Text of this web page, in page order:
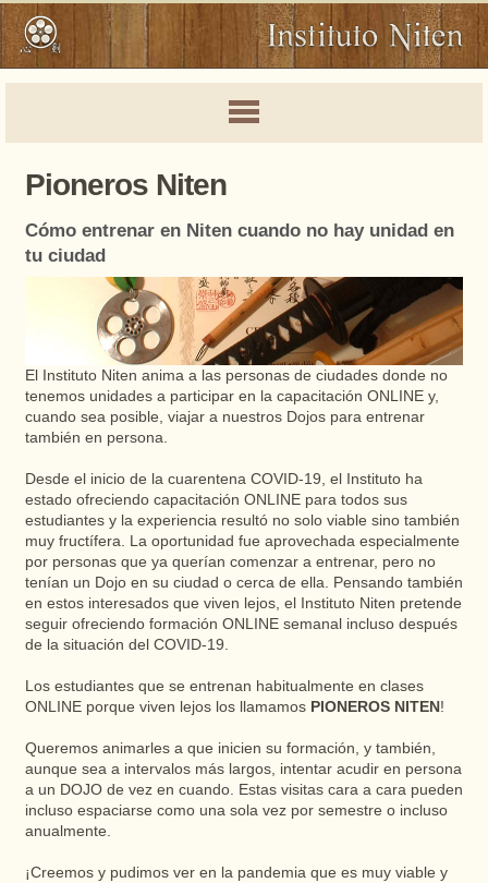
Pioneros Niten
Cómo entrenar en Niten cuando no hay unidad en
tu ciudad
El Instituto Niten anima a las personas de ciudades donde no
tenemos unidades a participar en la capacitación ONLINE y,
cuando sea posible, viajar a nuestros Dojos para entrenar
también en persona.
Desde el inicio de la cuarentena COVID-19, el Instituto ha
estado ofreciendo capacitación ONLINE para todos sus
estudiantes y la experiencia resultó no solo viable sino también
muy fructífera. La oportunidad fue aprovechada especialmente
por personas que ya querían comenzar a entrenar, pero no
tenían un Dojo en su ciudad o cerca de ella. Pensando también
en estos interesados ​​que viven lejos, el Instituto Niten pretende
seguir ofreciendo formación ONLINE semanal incluso después
de la situación del COVID-19.
Los estudiantes que se entrenan habitualmente en clases
ONLINE porque viven lejos los llamamos PIONEROS NITEN!
Queremos animarles a que inicien su formación, y también,
aunque sea a intervalos más largos, intentar acudir en persona
a un DOJO de vez en cuando. Estas visitas cara a cara pueden
incluso espaciarse como una sola vez por semestre o incluso
anualmente.
¡Creemos y pudimos ver en la pandemia que es muy viable y